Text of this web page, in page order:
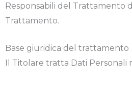
Responsabili del Trattamento
Trattamento.
Base giuridica del trattamento
Il Titolare tratta Dati Personali